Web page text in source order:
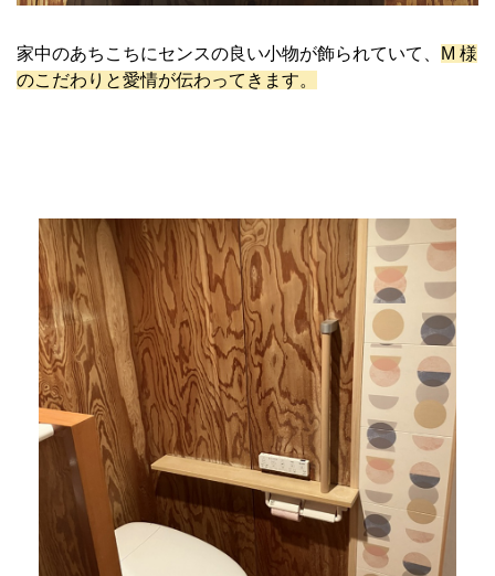
家中のあちこちにセンスの良い小物が飾られていて、
M 様
のこだわりと愛情が伝わってきます。